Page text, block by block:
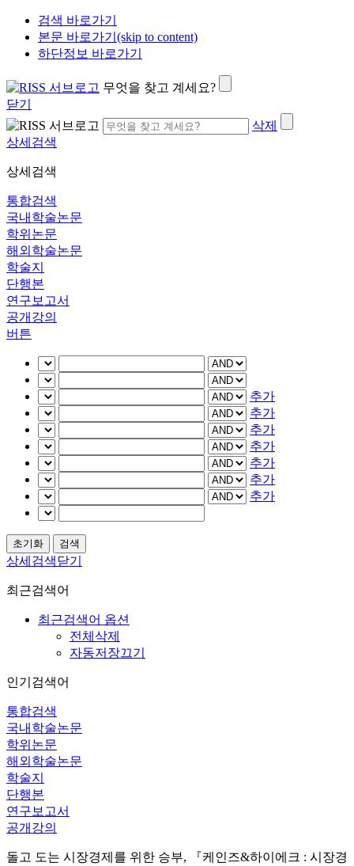
검색 바로가기
본문 바로가기(skip to content)
하단정보 바로가기
무엇을 찾고 계세요?
닫기
삭제
상세검색
상세검색
통합검색
국내학술논문
학위논문
해외학술논문
학술지
단행본
연구보고서
공개강의
버튼
추가
추가
추가
추가
추가
추가
추가
상세검색닫기
최근검색어
최근검색어 옵션
전체삭제
자동저장끄기
인기검색어
통합검색
국내학술논문
학위논문
해외학술논문
학술지
단행본
연구보고서
공개강의
돌고 도는 시장경제를 위한 승부, 『케인즈&하이에크 : 시장경